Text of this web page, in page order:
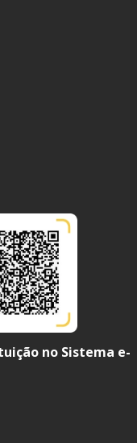
no Sistema e-